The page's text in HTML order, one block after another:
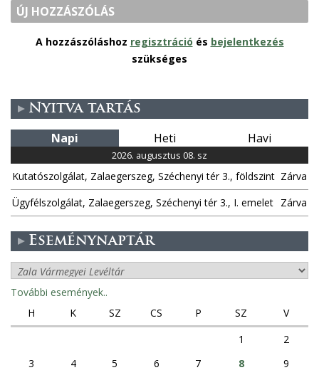
ÚJ HOZZÁSZÓLÁS
A hozzászóláshoz regisztráció és bejelentkezés
szükséges
Nyitva tartás
Napi Heti Havi
2026. augusztus 08. sz
Kutatószolgálat, Zalaegerszeg, Széchenyi tér 3., földszint Zárva
Ügyfélszolgálat, Zalaegerszeg, Széchenyi tér 3., I. emelet Zárva
Eseménynaptár
További események..
H
K SZ CS P SZ
V
1
2
3
4 5 6 7 8
9